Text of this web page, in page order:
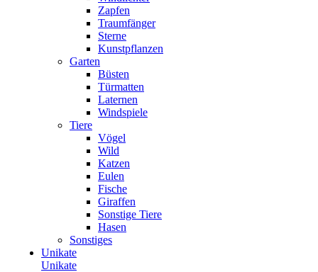
Zapfen
Traumfänger
Sterne
Kunstpflanzen
Garten
Büsten
Türmatten
Laternen
Windspiele
Tiere
Vögel
Wild
Katzen
Eulen
Fische
Giraffen
Sonstige Tiere
Hasen
Sonstiges
Unikate
Unikate